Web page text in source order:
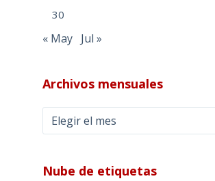
30
« May Jul »
Archivos mensuales
Archivos
mensuales
Nube de etiquetas